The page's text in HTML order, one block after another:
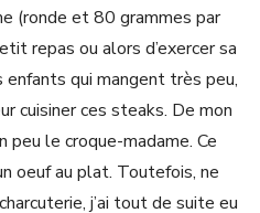
(ronde et 80 grammes par
repas ou alors d’exercer sa
qui mangent très peu,
cuisiner ces steaks. De mon
peu le croque-madame. Ce
oeuf au plat. Toutefois, ne
j’ai tout de suite eu